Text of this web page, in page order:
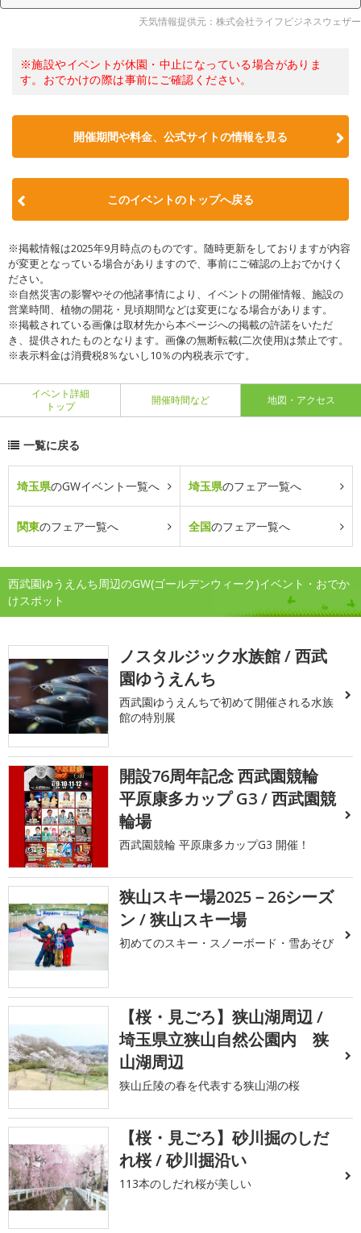
天気情報提供元：株式会社ライフビジネスウェザー
※施設やイベントが休園・中止になっている場合がありま
す。おでかけの際は事前にご確認ください。
開催期間や料金、公式サイトの情報を見る
このイベントのトップへ戻る
※掲載情報は2025年9月時点のものです。随時更新をしておりますが内容
が変更となっている場合がありますので、事前にご確認の上おでかけく
ださい。
※自然災害の影響やその他諸事情により、イベントの開催情報、施設の
営業時間、植物の開花・見頃期間などは変更になる場合があります。
※掲載されている画像は取材先から本ページへの掲載の許諾をいただ
き、提供されたものとなります。画像の無断転載(二次使用)は禁止です。
※表示料金は消費税8％ないし10％の内税表示です。
イベント詳細
トップ
開催時間など 地図・アクセス
一覧に戻る
埼玉県のGWイベント一覧へ 埼玉県のフェア一覧へ
関東のフェア一覧へ 全国のフェア一覧へ
西武園ゆうえんち周辺のGW(ゴールデンウィーク)イベント・おでか
けスポット
ノスタルジック水族館 / 西武
園ゆうえんち
西武園ゆうえんちで初めて開催される水族
館の特別展
開設76周年記念 西武園競輪
平原康多カップ G3 / 西武園競
輪場
西武園競輪 平原康多カップG3 開催！
狭山スキー場2025－26シーズ
ン / 狭山スキー場
初めてのスキー・スノーボード・雪あそび
【桜・見ごろ】狭山湖周辺 /
埼玉県立狭山自然公園内 狭
山湖周辺
狭山丘陵の春を代表する狭山湖の桜
【桜・見ごろ】砂川掘のしだ
れ桜 / 砂川掘沿い
113本のしだれ桜が美しい